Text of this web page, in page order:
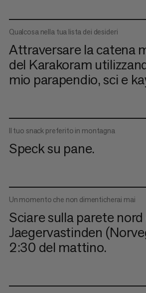
Qualcosa nella tua lista dei desideri
Attraversare la catena
del Karakoram
mio parapendio, sci e
Il tuo snack preferito in montagna
Speck su pane.
Un momento che non dimenticherai mai
Sciare sulla parete
Jaegervastinden
2:30 del mattino.